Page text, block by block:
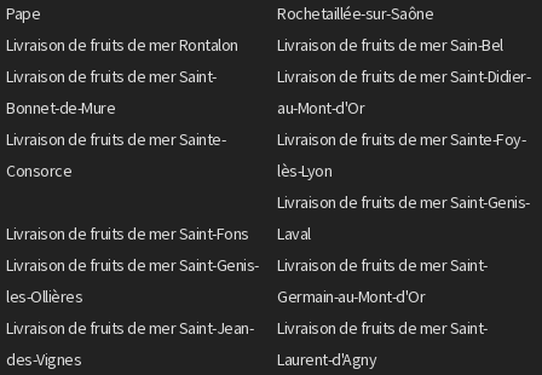
Pape
Rochetaillée-sur-Saône
Livraison de fruits de mer Rontalon
Livraison de fruits de mer Sain-Bel
Livraison de fruits de mer Saint-
Bonnet-de-Mure
Livraison de fruits de mer Saint-Didier-
au-Mont-d'Or
Livraison de fruits de mer Sainte-
Consorce
Livraison de fruits de mer Sainte-Foy-
lès-Lyon
Livraison de fruits de mer Saint-Fons
Livraison de fruits de mer Saint-Genis-
Laval
Livraison de fruits de mer Saint-Genis-
les-Ollières
Livraison de fruits de mer Saint-
Germain-au-Mont-d'Or
Livraison de fruits de mer Saint-Jean-
des-Vignes
Livraison de fruits de mer Saint-
Laurent-d'Agny